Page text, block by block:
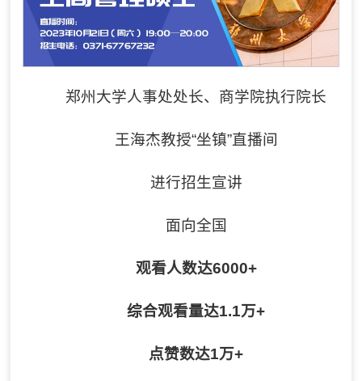
郑州大学人事处处长、商学院执行院长
王海杰教授“坐镇”直播间
进行招生宣讲
面向全国
观看人数达6000+
综合观看量达1.1万+
点赞数达1万+